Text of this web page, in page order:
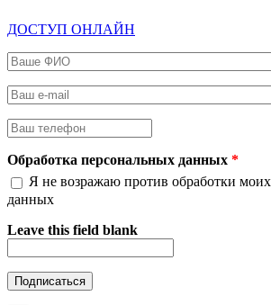
ДОСТУП ОНЛАЙН
Ваше ФИО
Ваш e-mail
Ваш телефон
Обработка персональных данных *
Я не возражаю против обработки
данных
Leave this field blank